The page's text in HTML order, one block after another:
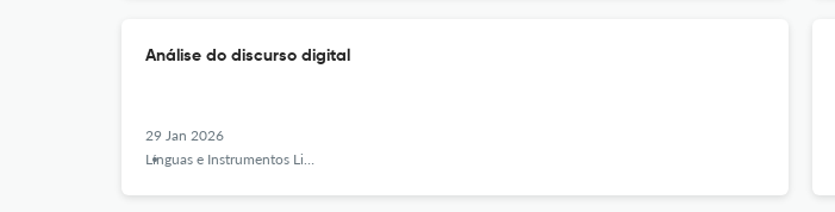
Análise do discurso digital
29 Jan 2026
Línguas e Instrumentos Linguísticos